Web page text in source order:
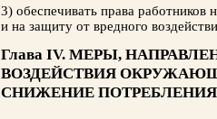
3) обеспечивать права
и на защиту от вредного
Глава IV. МЕРЫ,
ВОЗДЕЙСТВИЯ
СНИЖЕНИЕ